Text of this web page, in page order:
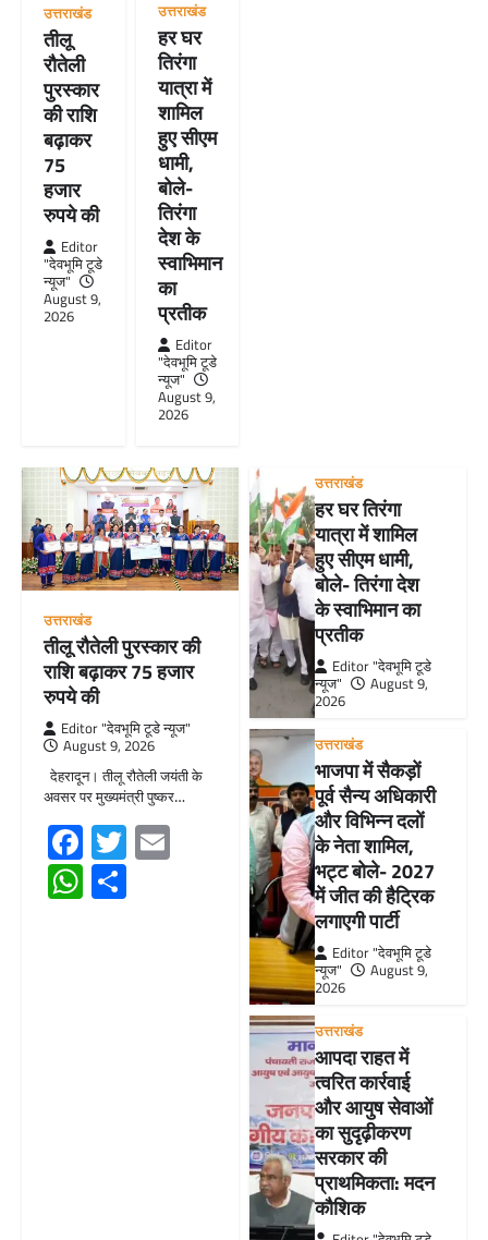
उत्तराखंड
तीलू
रौतेली
पुरस्कार
की राशि
बढ़ाकर
75
हजार
रुपये की
Editor
"देवभूमि टूडे
न्यूज"
August 9,
2026
उत्तराखंड
हर घर
तिरंगा
यात्रा में
शामिल
हुए सीएम
धामी,
बोले-
तिरंगा
देश के
स्वाभिमान
का
प्रतीक
Editor
"देवभूमि टूडे
न्यूज"
August 9,
2026
उत्तराखंड
तीलू रौतेली पुरस्कार की
राशि बढ़ाकर 75 हजार
रुपये की
Editor "देवभूमि टूडे न्यूज"
August 9, 2026
देहरादून। तीलू रौतेली जयंती के
अवसर पर मुख्यमंत्री पुष्कर…
Facebook
TwitterEmail
WhatsApp
उत्तराखंड
हर घर तिरंगा
यात्रा में शामिल
हुए सीएम धामी,
बोले- तिरंगा देश
के स्वाभिमान का
प्रतीक
Editor "देवभूमि टूडे
न्यूज"
August 9,
2026
उत्तराखंड
भाजपा में सैकड़ों
पूर्व सैन्य अधिकारी
और विभिन्न दलों
के नेता शामिल,
भट्ट बोले- 2027
में जीत की हैट्रिक
लगाएगी पार्टी
Editor "देवभूमि टूडे
न्यूज"
August 9,
2026
उत्तराखंड
आपदा राहत में
त्वरित कार्रवाई
और आयुष सेवाओं
का सुदृढ़ीकरण
सरकार की
प्राथमिकता: मदन
कौशिक